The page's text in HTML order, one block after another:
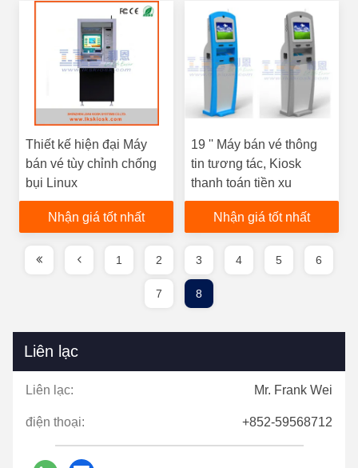
Thiết kế hiện đại Máy
bán vé tùy chỉnh chống
bụi Linux
Nhận giá tốt nhất
19 '' Máy bán vé thông
tin tương tác, Kiosk
thanh toán tiền xu
Nhận giá tốt nhất
1 2 3 4 5 6
7 8
Liên lạc
Liên lạc: Mr. Frank Wei
điện thoại: +852-59568712